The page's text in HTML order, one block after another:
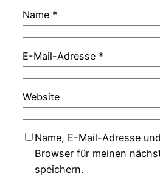
Name *
E-Mail-Adresse *
Website
Name, E-Mail-Adresse
Browser für meinen
speichern.